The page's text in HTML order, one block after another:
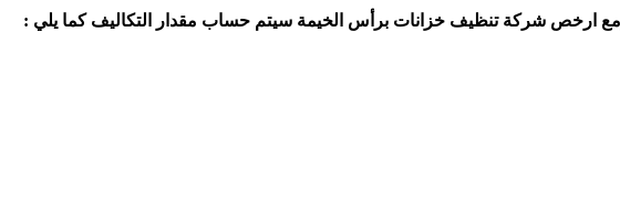
ارخص شركة تنظيف خزانات برأس الخيمة سيتم حساب مقدار التكاليف كما يلي :